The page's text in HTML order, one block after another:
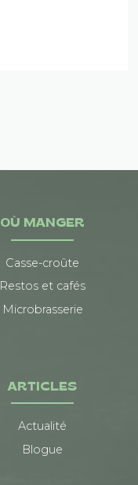
OÙ MANGER
Casse-croûte
Restos et cafés
Microbrasserie
ARTICLES
Actualité
Blogue